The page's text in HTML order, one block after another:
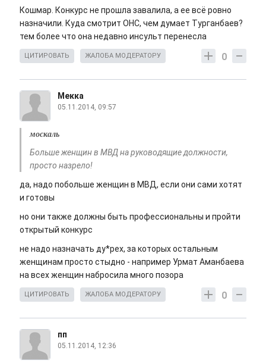
Кошмар. Конкурс не прошла завалила, а ее всё ровно
назначили. Куда смотрит ОНС, чем думает Турганбаев?
тем более что она недавно инсульт перенесла
0
ЦИТИРОВАТЬ ЖАЛОБА МОДЕРАТОРУ
Мекка
05.11.2014, 09:57
москаль
Больше женщин в МВД на руководящие должности,
просто назрело!
да, надо побольше женщин в МВД, если они сами хотят
и готовы
но они также должны быть профессиональны и пройти
открытый конкурс
не надо назначать ду*рех, за которых остальным
женщинам просто стыдно - например Урмат Аманбаева
на всех женщин набросила много позора
0
ЦИТИРОВАТЬ ЖАЛОБА МОДЕРАТОРУ
пп
05.11.2014, 12:36